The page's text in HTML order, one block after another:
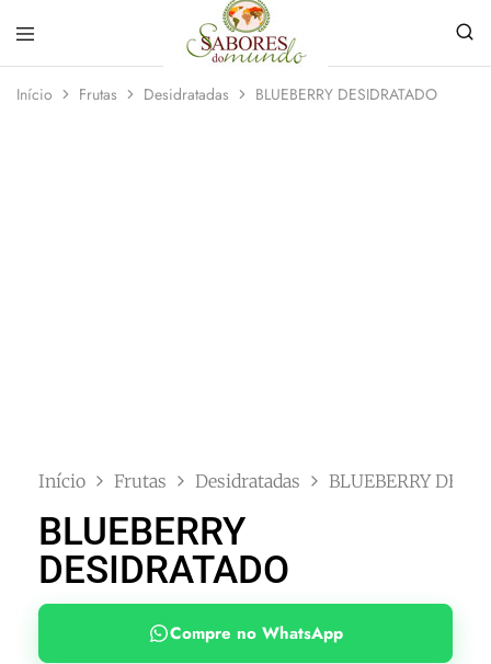
do
loja
Início Frutas Desidratadas BLUEBERRY DESIDRATADO
Início Frutas Desidratadas BLUEBERRY
BLUEBERRY
DESIDRATADO
Compre no WhatsApp